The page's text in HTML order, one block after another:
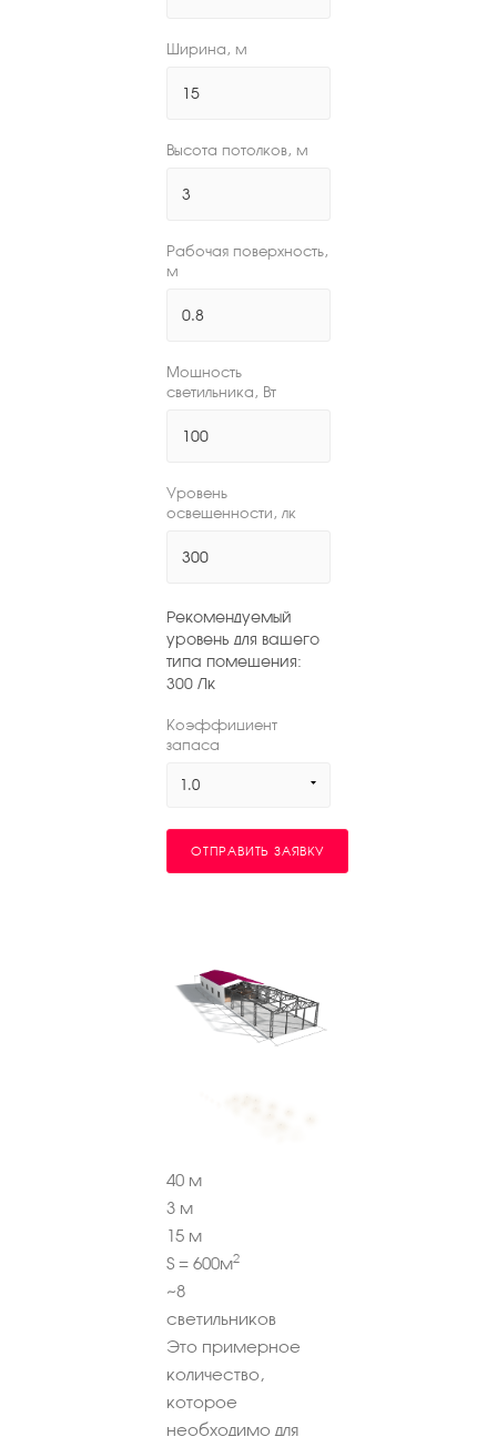
Ширина, м
Высота потолков, м
Рабочая поверхность,
м
Мощность
светильника, Вт
Уровень
освещенности, лк
Рекомендуемый
уровень для вашего
типа помещения:
300 Лк
Коэффициент
запаса
1.0
ОТПРАВИТЬ ЗАЯВКУ
40 м
3 м
15 м
S = 600м2
~8
светильников
Это примерное
количество,
которое
необходимо для